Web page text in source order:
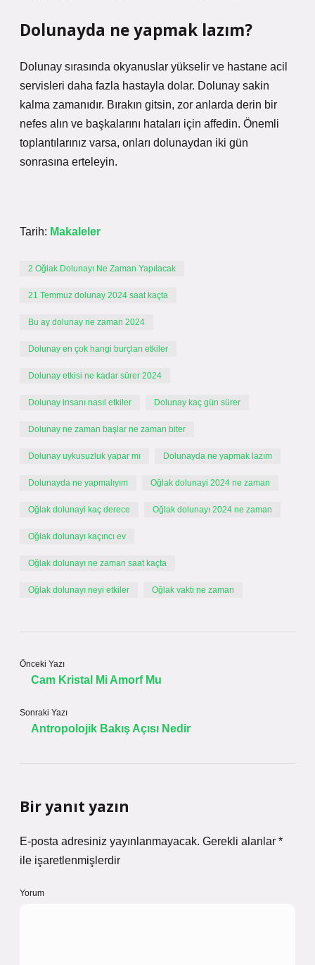
Dolunayda ne yapmak lazım?
Dolunay sırasında okyanuslar yükselir ve hastane acil
servisleri daha fazla hastayla dolar. Dolunay sakin
kalma zamanıdır. Bırakın gitsin, zor anlarda derin bir
nefes alın ve başkalarını hataları için affedin. Önemli
toplantılarınız varsa, onları dolunaydan iki gün
sonrasına erteleyin.
Tarih: Makaleler
2 Oğlak Dolunayı Ne Zaman Yapılacak
21 Temmuz dolunay 2024 saat kaçta
Bu ay dolunay ne zaman 2024
Dolunay en çok hangi burçları etkiler
Dolunay etkisi ne kadar sürer 2024
Dolunay insanı nasıl etkiler Dolunay kaç gün sürer
Dolunay ne zaman başlar ne zaman biter
Dolunay uykusuzluk yapar mı Dolunayda ne yapmak lazım
Dolunayda ne yapmalıyım Oğlak dolunayi 2024 ne zaman
Oğlak dolunayi kaç derece Oğlak dolunayı 2024 ne zaman
Oğlak dolunayı kaçıncı ev
Oğlak dolunayı ne zaman saat kaçta
Oğlak dolunayı neyi etkiler Oğlak vakti ne zaman
Önceki Yazı
Cam Kristal Mi Amorf Mu
Sonraki Yazı
Antropolojik Bakış Açısı Nedir
Bir yanıt yazın
E-posta adresiniz yayınlanmayacak. Gerekli alanlar *
ile işaretlenmişlerdir
Yorum